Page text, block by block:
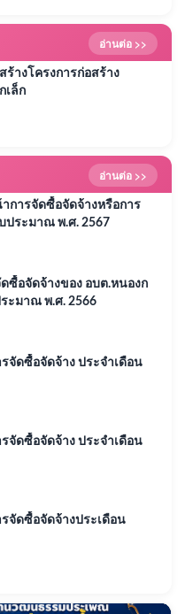
อ่านต่อ >>
ร้างโครงการก่อสร้าง
เล็ก
อ่านต่อ >>
การจัดซื้อจัดจ้างหรือการ
ประมาณ พ.ศ. 2567
ซื้อจัดจ้างของ อบต.หนองก
ะมาณ พ.ศ. 2566
จัดซื้อจัดจ้าง ประจำเดือน
จัดซื้อจัดจ้าง ประจำเดือน
จัดซื้อจัดจ้างประเดือน